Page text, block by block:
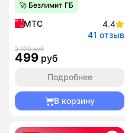
🚀 Безлимит ГБ
МТС
4.4
41 отзыв
2 199 руб
499 руб
Подробнее
В корзину